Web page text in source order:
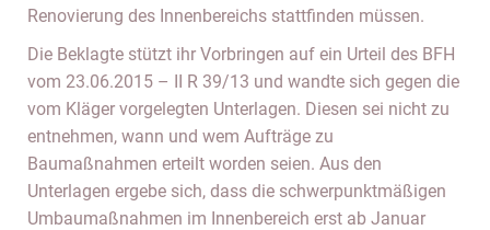
Renovierung des Innenbereichs stattfinden müssen.
Die Beklagte stützt ihr Vorbringen auf ein Urteil des BFH
vom 23.06.2015 – II R 39/13 und wandte sich gegen die
vom Kläger vorgelegten Unterlagen. Diesen sei nicht zu
entnehmen, wann und wem Aufträge zu
Baumaßnahmen erteilt worden seien. Aus den
Unterlagen ergebe sich, dass die schwerpunktmäßigen
Umbaumaßnahmen im Innenbereich erst ab Januar